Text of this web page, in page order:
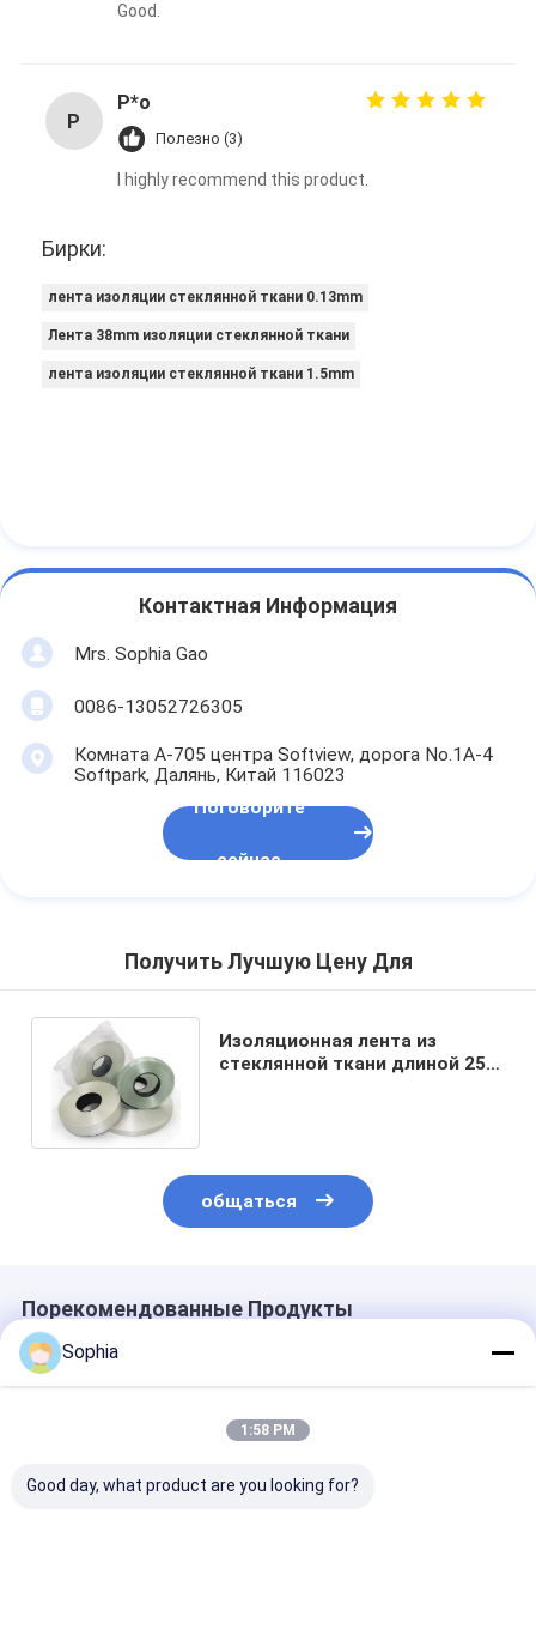
Good.
P
P*o
Полезно (3)
I highly recommend this product.
Бирки:
лента изоляции стеклянной ткани 0.13mm
Лента 38mm изоляции стеклянной ткани
лента изоляции стеклянной ткани 1.5mm
Контактная Информация
Mrs. Sophia Gao
0086-13052726305
Комната A-705 центра Softview, дорога No.1A-4
Softpark, Далянь, Китай 116023
Поговорите
сейчас
Получить Лучшую Цену Для
Изоляционная лента из
стеклянной ткани длиной 25
общаться
Порекомендованные Продукты
Sophia
1:58 PM
Good day, what product are you looking for?